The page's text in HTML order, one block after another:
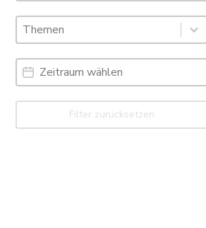
Schlagworte: Trading News
Select content
Select content
Date Range
Date
Filter zurücksetzen